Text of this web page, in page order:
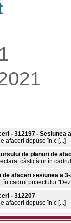
- 312197 - Sesiunea
afaceri depuse în c [...]
de planuri de
câștigător în cadrul
afaceri sesiunea a 3-
cadrul proiectului
- 312207
afaceri depuse în c [...]
a Romilor